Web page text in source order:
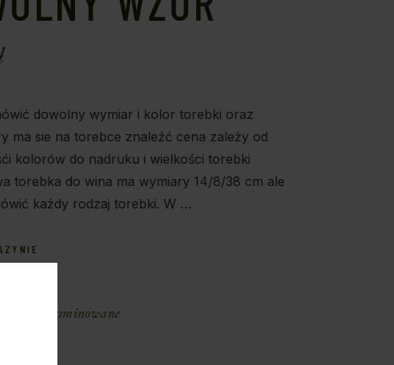
dowolny wymiar i kolor torebki oraz
ma sie na torebce znaleźć cena zależy od
kolorów do nadruku i wielkości torebki
torebka do wina ma wymiary 14/8/38 cm ale
każdy rodzaj torebki. W …
Torebki laminowane